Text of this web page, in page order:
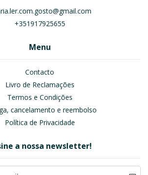
+351917925655
Menu
Contacto
Livro de Reclamações
Termos e Condições
cancelamento e reembolso
Política de Privacidade
a nossa newsletter!